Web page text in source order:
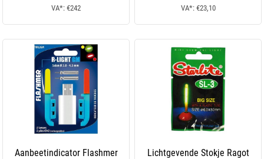
VA*: €242 VA*: €23,10
Aanbeetindicator Flashmer
Lichtgevende Stokje Ragot